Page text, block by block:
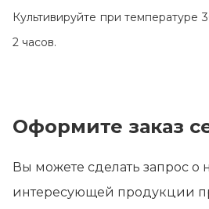
Культивируйте при температуре
2 часов.
Оформите заказ
Вы можете сделать запрос о
интересующей продукции